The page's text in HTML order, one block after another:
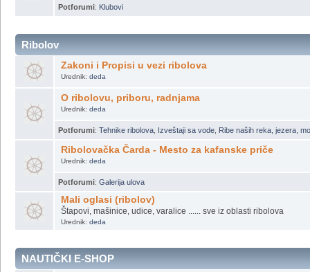
Potforumi: Jedrilice
Potforumi : Klubovi
Zakoni i Propisi u vezi ribolova
Urednik:deda
O ribolovu, priboru, radnjama
Urednik: deda
Potforumi: Tehnike ribolova
Ribolovačka Čarda - Mesto za kafanske priče
Urednik:deda
Mali oglasi (ribolov)
Štapovi, mašinice, udice, varalice ...... sve iz oblasti ribolova